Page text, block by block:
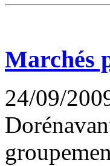
Marchés
24/09/